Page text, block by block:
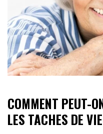
COMMENT PEUT-
LES TACHES DE